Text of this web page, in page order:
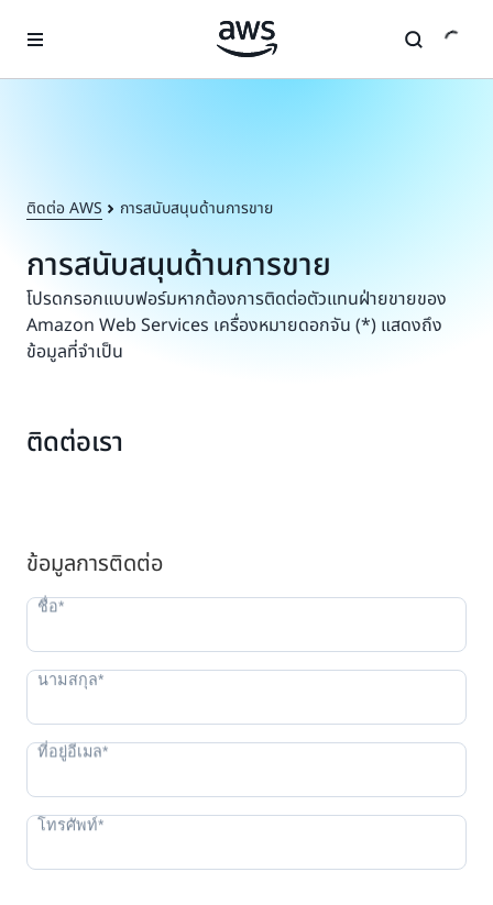
ติดต่อ AWS การสนับสนุนด้านการขาย
การสนับสนุนด้านการขาย
โปรดกรอกแบบฟอร์มหากต้องการติดต่อตัวแทนฝ่ายขายของ
Amazon Web Services เครื่องหมายดอกจัน (*) แสดงถึง
ข้อมูลที่จำเป็น
ติดต่อเรา
ข้อมูลการติดต่อ